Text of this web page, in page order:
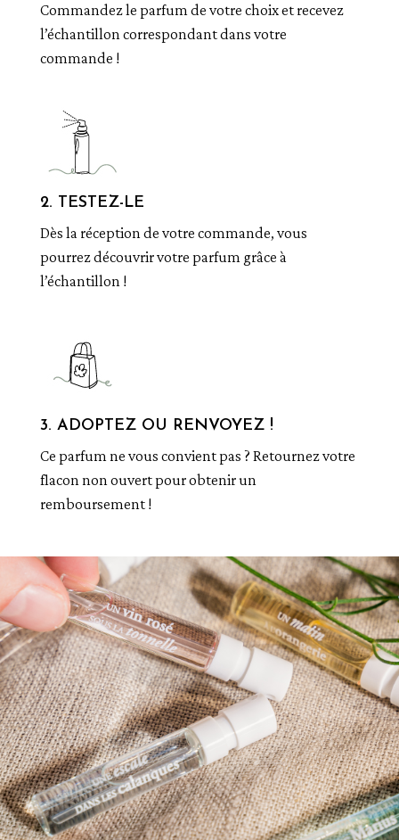
Commandez le parfum de votre choix et recevez
l’échantillon correspondant dans votre
commande !
2. TESTEZ-LE
Dès la réception de votre commande, vous
pourrez découvrir votre parfum grâce à
l’échantillon !
3. ADOPTEZ OU RENVOYEZ !
Ce parfum ne vous convient pas ? Retournez votre
flacon non ouvert pour obtenir un
remboursement !